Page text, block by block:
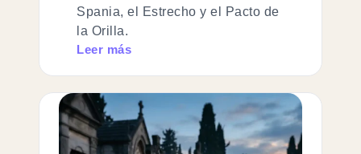
Spania, el Estrecho y el Pacto de
la Orilla.
Leer más